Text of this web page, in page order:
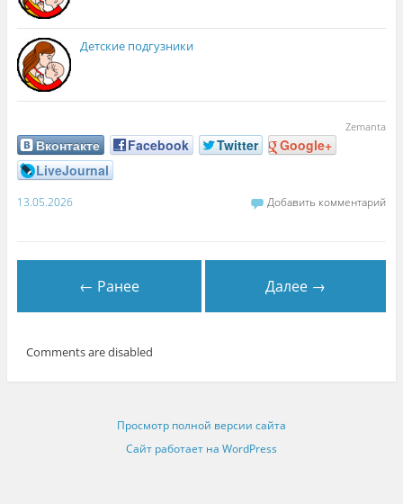
Детские подгузники
Zemanta
Вконтакте Facebook Twitter
Google+
LiveJournal
13.05.2026 Добавить комментарий
← Ранее Далее →
Comments are disabled
Просмотр полной версии сайта
Сайт работает на WordPress